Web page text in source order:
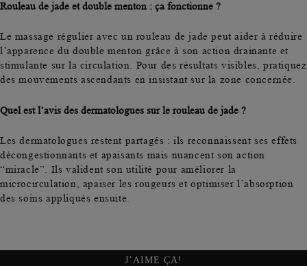
Rouleau de jade et double menton : ça fonctionne ?
Le massage régulier avec un rouleau de jade peut aider à réduire
l’apparence du double menton grâce à son action drainante et
stimulante sur la circulation. Pour des résultats visibles, pratiquez
des mouvements ascendants en insistant sur la zone concernée.
Quel est l’avis des dermatologues sur le rouleau de jade ?
Les dermatologues restent partagés : ils reconnaissent ses effets
décongestionnants et apaisants mais nuancent son action
“miracle”. Ils valident son utilité pour améliorer la
microcirculation, apaiser les rougeurs et optimiser l’absorption
des soins appliqués ensuite.
J’AIME ÇA!